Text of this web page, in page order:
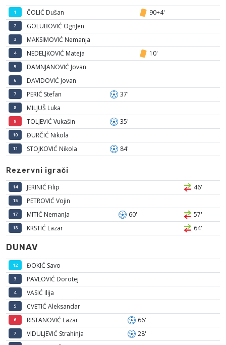
1 ČOLIĆ Dušan 90+4'
2 GOLUBOVIĆ OgnJen
3 MAKSIMOVIĆ Nemanja
4 NEDELJKOVIĆ Mateja 10'
5 DAMNJANOVIĆ Jovan
6 DAVIDOVIĆ Jovan
7 PERIĆ Stefan 37'
8 MILJUŠ Luka
9 TOLJEVIĆ Vukašin 35'
10 ĐURČIĆ Nikola
11 STOJKOVIĆ Nikola 84'
Rezervni igrači
14 JERINIĆ Filip 46'
15 PETROVIĆ Vojin
17 MITIĆ NemanJa 60' 57'
18 KRSTIĆ Lazar 64'
DUNAV
12 ĐOKIĆ Savo
3 PAVLOVIĆ Dorotej
4 VASIĆ Ilija
5 CVETIĆ Aleksandar
6 RISTANOVIĆ Lazar 66'
7 VIDULJEVIĆ Strahinja 28'